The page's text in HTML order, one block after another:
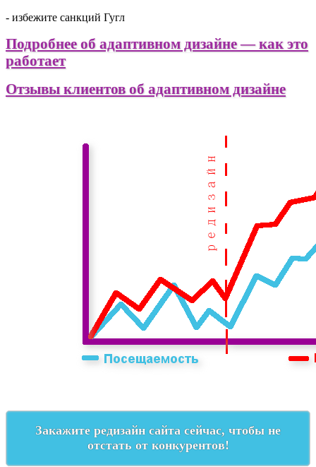
- избежите санкций Гугл
Подробнее об адаптивном дизайне — как это
работает
Отзывы клиентов об адаптивном дизайне
Закажите редизайн сайта сейчас, чтобы не
отстать от конкурентов!